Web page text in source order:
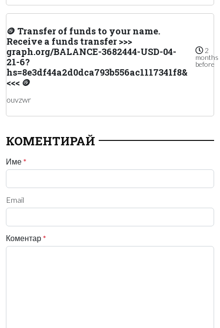
🪙 Transfer of funds to your name.
Receive a funds transfer >>>
graph.org/BALANCE-3682444-USD-04-
21-6?
hs=8e3df44a2d0dca793b556ac1117341f8&
<<< 🪙
2
months
before
ouvzwr
КОМЕНТИРАЙ
Име *
Email
Коментар *